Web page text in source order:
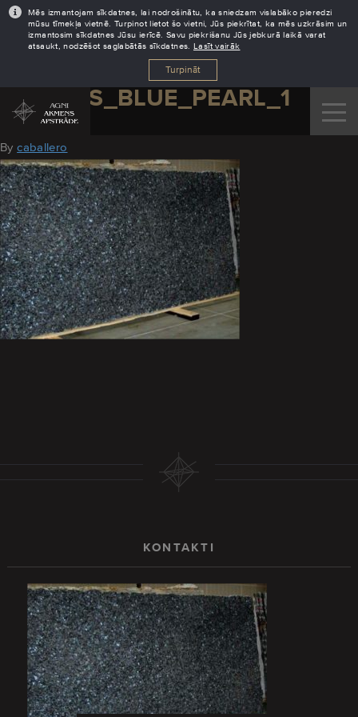
Mēs izmantojam sīkdatnes, lai nodrošinātu, ka sniedzam vislabāko pieredzi
mūsu tīmekļa vietnē. Turpinot lietot šo vietni, Jūs piekrītat, ka mēs uzkrāsim un
izmantosim sīkdatnes Jūsu ierīcē. Savu piekrišanu Jūs jebkurā laikā varat
atsaukt, nodzēšot saglabātās sīkdatnes. Lasīt vairāk
Turpināt
GRANITS_BLUE_PEARL_1
August 18, 2016
Bycaballero
KONTAKTI